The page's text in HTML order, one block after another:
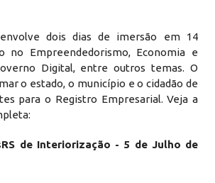
dois dias de imersão em 14
no Empreendedorismo, Economia e
Digital, entre outros temas. O
o estado, o município e o cidadão de
para o Registro Empresarial. Veja a
de Interiorização - 5 de Julho de